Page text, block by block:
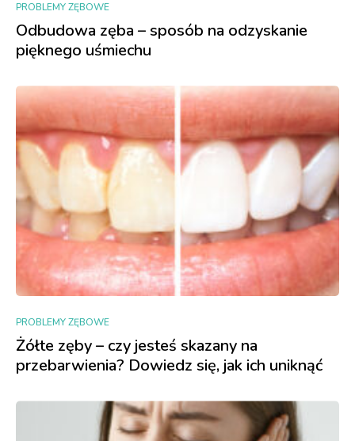
PROBLEMY ZĘBOWE
Odbudowa zęba – sposób na odzyskanie
pięknego uśmiechu
PROBLEMY ZĘBOWE
Żółte zęby – czy jesteś skazany na
przebarwienia? Dowiedz się, jak ich uniknąć